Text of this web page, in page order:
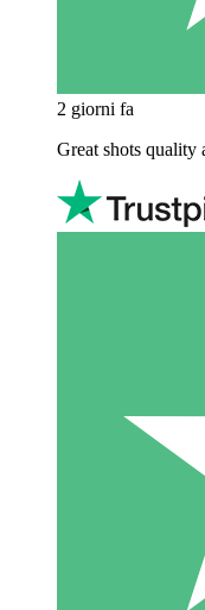
2 giorni fa
Great shots quality